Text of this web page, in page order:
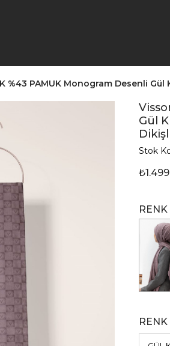
%43 PAMUK Monogram Desenli
Gül
Stok
RENK